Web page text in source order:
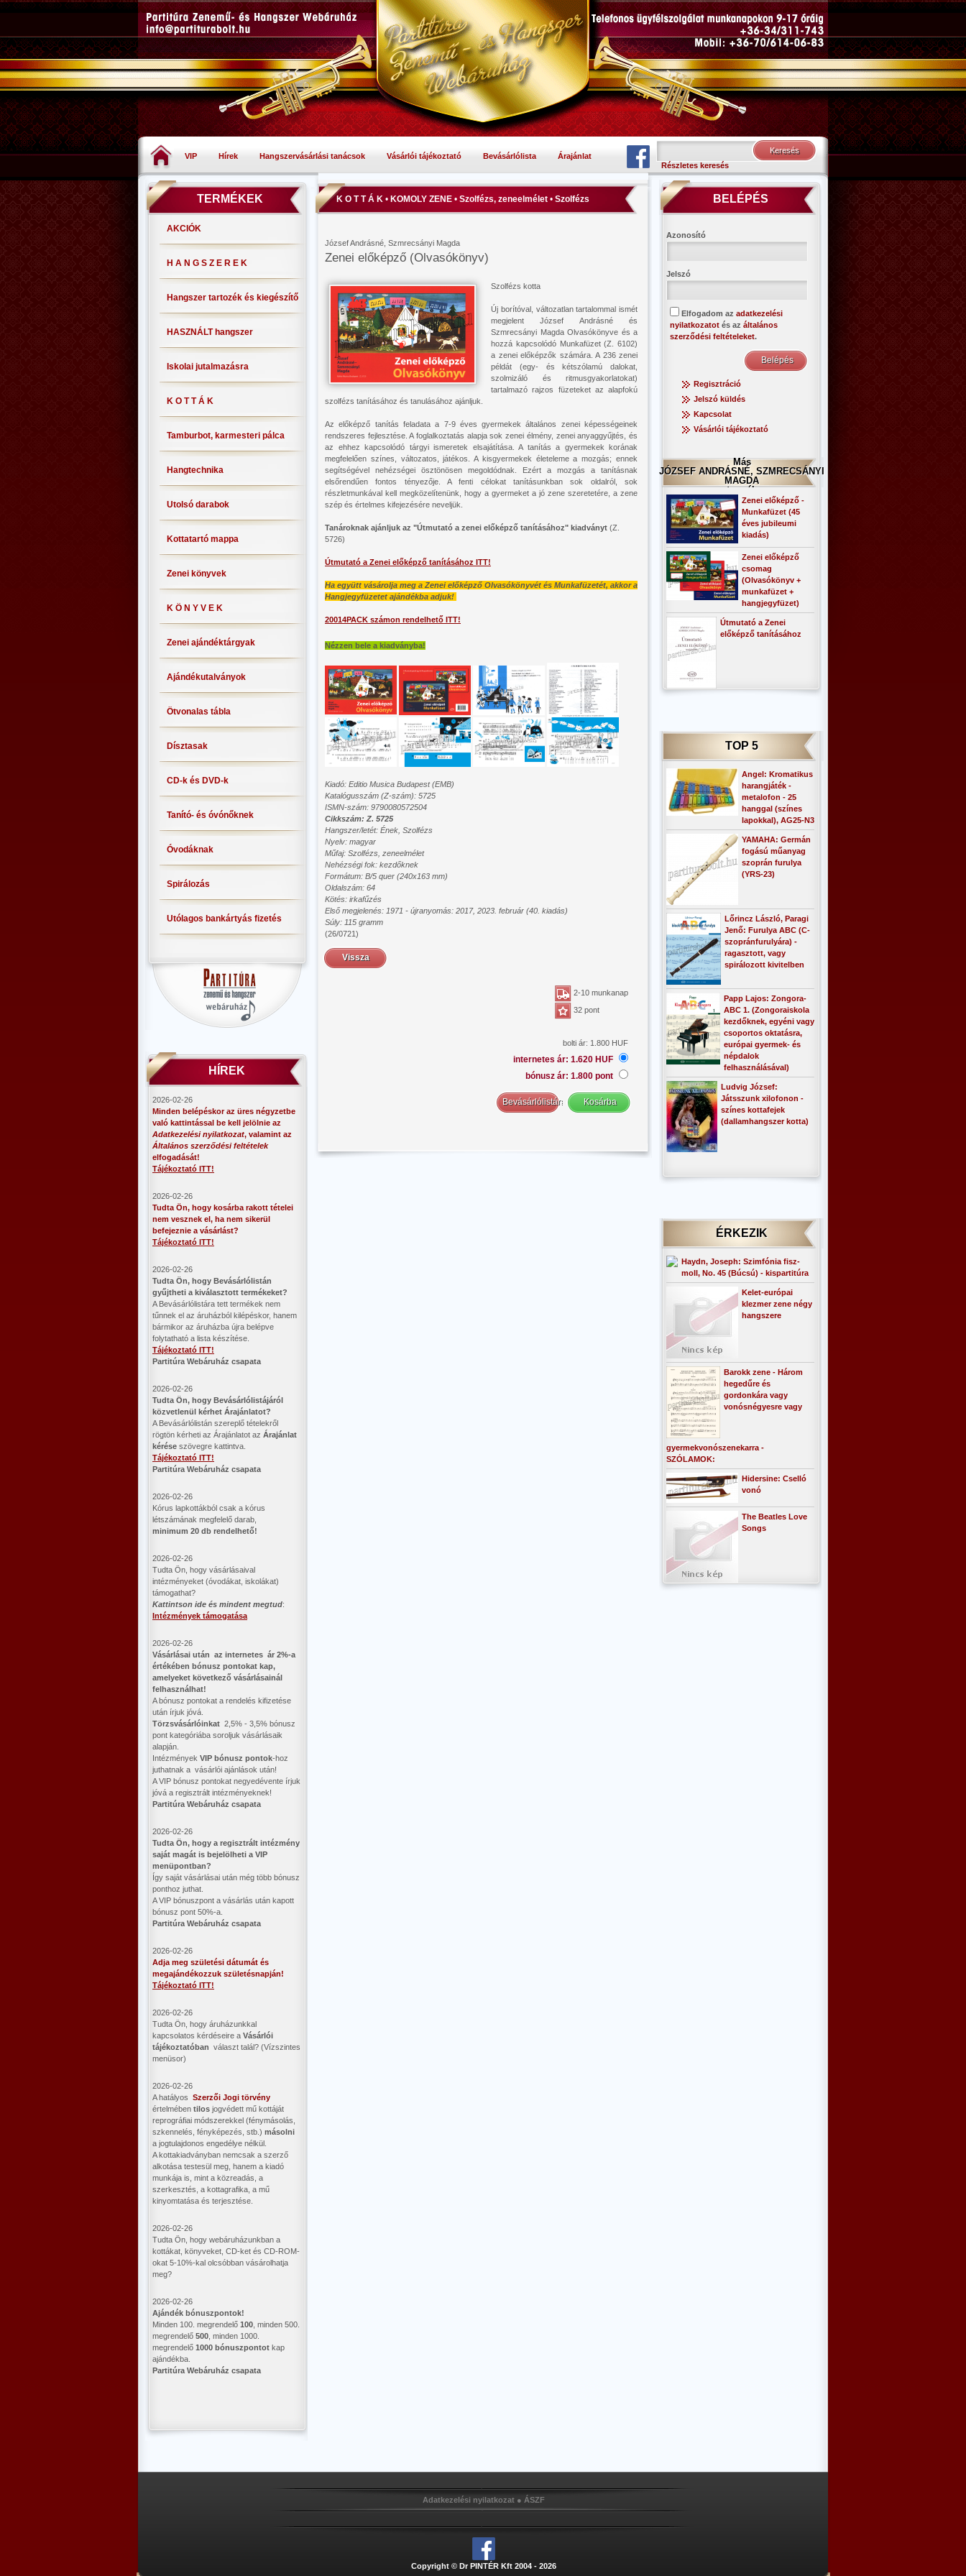
VIP Hírek Hangszervásárlási tanácsok Vásárlói tájékoztató Bevásárlólista
Árajánlat
Részletes keresés
TERMÉKEK
AKCIÓK
H A N G S Z E R E K
Hangszer tartozék és kiegészítő
HASZNÁLT hangszer
Iskolai jutalmazásra
K O T T Á K
Tamburbot, karmesteri pálca
Hangtechnika
Utolsó darabok
Kottatartó mappa
Zenei könyvek
K Ö N Y V E K
Zenei ajándéktárgyak
Ajándékutalványok
Ötvonalas tábla
Dísztasak
CD-k és DVD-k
Tanító- és óvónőknek
Óvodáknak
Spirálozás
Utólagos bankártyás fizetés
HÍREK
2026-02-26
Minden belépéskor az üres négyzetbe
való kattintással be kell jelölnie az
Adatkezelési nyilatkozat, valamint az
Általános szerződési feltételek
elfogadását!
Tájékoztató ITT!
2026-02-26
Tudta Ön, hogy kosárba rakott tételei
nem vesznek el, ha nem sikerül
befejeznie a vásárlást?
Tájékoztató ITT!
2026-02-26
​Tudta Ön, hogy Bevásárlólistán
gyűjtheti a kiválasztott termékeket?
A Bevásárlólistára tett termékek nem
tűnnek el az áruházból kilépéskor, hanem
bármikor az áruházba újra belépve
folytatható a lista készítése.
Tájékoztató ITT!
Partitúra Webáruház csapata
2026-02-26
​Tudta Ön, hogy Bevásárlólistájáról
közvetlenül kérhet Árajánlatot?
A Bevásárlólistán szereplő tételekről
rögtön kérheti az Árajánlatot az Árajánlat
kérése szövegre kattintva.
Tájékoztató ITT!
Partitúra Webáruház csapata
2026-02-26
Kórus lapkottákból csak a kórus
létszámának megfelelő darab,
minimum 20 db rendelhető!
2026-02-26
Tudta Ön, hogy vásárlásaival
intézményeket (óvodákat, iskolákat)
támogathat?
Kattintson ide és mindent megtud:
Intézmények támogatása
2026-02-26
Vásárlásai után az internetes ár 2%-a
értékében bónusz pontokat kap,
amelyeket következő vásárlásainál
felhasználhat!
A bónusz pontokat a rendelés kifizetése
után írjuk jóvá.
Törzsvásárlóinkat 2,5% - 3,5% bónusz
pont kategóriába soroljuk vásárlásaik
alapján.
Intézmények VIP bónusz pontok-hoz
juthatnak a vásárlói ajánlások után!
A VIP bónusz pontokat negyedévente írjuk
jóvá a regisztrált intézményeknek!
Partitúra Webáruház csapata
2026-02-26
​Tudta Ön, hogy a regisztrált intézmény
saját magát is bejelölheti a VIP
menüpontban?
Így saját vásárlásai után még több bónusz
ponthoz juthat.
A VIP bónuszpont a vásárlás után kapott
bónusz pont 50%-a.
Partitúra Webáruház csapata
2026-02-26
Adja meg születési dátumát és
megajándékozzuk születésnapján!
Tájékoztató ITT!
2026-02-26
Tudta Ön, hogy áruházunkkal
kapcsolatos kérdéseire a Vásárlói
tájékoztatóban választ talál? (Vízszintes
menüsor)
2026-02-26
A hatályos Szerzői Jogi törvény
értelmében tilos jogvédett mű kottáját
reprográfiai módszerekkel (fénymásolás,
szkennelés, fényképezés, stb.) másolni
a jogtulajdonos engedélye nélkül.
A kottakiadványban nemcsak a szerző
alkotása testesül meg, hanem a kiadó
munkája is, mint a közreadás, a
szerkesztés, a kottagrafika, a mű
kinyomtatása és terjesztése.
2026-02-26
Tudta Ön, hogy webáruházunkban a
kottákat, könyveket, CD-ket és CD-ROM-
okat 5-10%-kal olcsóbban vásárolhatja
meg?
2026-02-26
Ajándék bónuszpontok!
Minden 100. megrendelő 100 , minden 500.
megrendelő 500 , minden 1000.
megrendelő 1000 bónuszpontot kap
ajándékba.
Partitúra Webáruház csapata
K O T T Á K • KOMOLY ZENE • Szolfézs, zeneelmélet • Szolfézs
József Andrásné, Szmrecsányi Magda
Zenei előképző (Olvasókönyv)
Szolfézs kotta
Új borítóval, változatlan tartalommal ismét
megjelent József Andrásné és
Szmrecsányi Magda Olvasókönyve és a
hozzá kapcsolódó Munkafüzet (Z. 6102)
a zenei előképzők számára. A 236 zenei
példát (egy- és kétszólamú dalokat,
szolmizáló és ritmusgyakorlatokat)
tartalmazó rajzos füzeteket az alapfokú
szolfézs tanításához és tanulásához ajánljuk.
Az előképző tanítás feladata a 7-9 éves gyermekek általános zenei képességeinek
rendszeres fejlesztése. A foglalkoztatás alapja sok zenei élmény, zenei anyaggyűjtés, és
az ehhez kapcsolódó tárgyi ismeretek elsajátítása. A tanítás a gyermekek korának
megfelelően színes, változatos, játékos. A kisgyermekek életeleme a mozgás; ennek
segítségével nehézségei ösztönösen megoldódnak. Ezért a mozgás a tanításnak
elsőrendűen fontos tényezője. A fenti célokat tanításunkban sok oldalról, sok
részletmunkával kell megközelítenünk, hogy a gyermeket a jó zene szeretetére, a zene
szép és értelmes kifejezésére neveljük.
Tanároknak ajánljuk az "Útmutató a zenei előképző tanításához" kiadványt (Z.
5726)
Útmutató a Zenei előképző tanításához ITT!
Ha együtt vásárolja meg a Zenei előképző Olvasókönyvét és Munkafüzetét, akkor a
Hangjegyfüzetet ajándékba adjuk!
20014PACK számon rendelhető ITT!
Nézzen bele a kiadványba!
Kiadó: Editio Musica Budapest (EMB)
Katalógusszám (Z-szám): 5725
ISMN-szám: 9790080572504
Cikkszám: Z. 5725
Hangszer/letét: Ének, Szolfézs
Nyelv: magyar
Műfaj: Szolfézs, zeneelmélet
Nehézségi fok: kezdőknek
Formátum: B/5 quer (240x163 mm)
Oldalszám: 64
Kötés: irkafűzés
Első megjelenés: 1971 - újranyomás: 2017, 2023. február (40. kiadás)
Súly: 115 gramm
(26/0721)
Vissza
2-10 munkanap
32 pont
bolti ár: 1.800 HUF
internetes ár: 1.620 HUF
bónusz ár: 1.800 pont
BELÉPÉS
Azonosító
Jelszó
Elfogadom az adatkezelési
nyilatkozatot és az általános
szerződési feltételeket.
Regisztráció
Jelszó küldés
Kapcsolat
Vásárlói tájékoztató
Más
JÓZSEF ANDRÁSNÉ, SZMRECSÁNYI
MAGDA
termék
Zenei előképző -
Munkafüzet (45
éves jubileumi
kiadás)
Zenei előképző
csomag
(Olvasókönyv +
munkafüzet +
hangjegyfüzet)
Útmutató a Zenei
előképző tanításához
TOP 5
Angel: Kromatikus
harangjáték -
metalofon - 25
hanggal (színes
lapokkal), AG25-N3
YAMAHA: Germán
fogású műanyag
szoprán furulya
(YRS-23)
Lőrincz László, Paragi
Jenő: Furulya ABC (C-
szopránfurulyára) -
ragasztott, vagy
spirálozott kivitelben
Papp Lajos: Zongora-
ABC 1. (Zongoraiskola
kezdőknek, egyéni vagy
csoportos oktatásra,
európai gyermek- és
népdalok
felhasználásával)
Ludvig József:
Játsszunk xilofonon -
színes kottafejek
(dallamhangszer kotta)
ÉRKEZIK
Haydn, Joseph: Szimfónia fisz-
moll, No. 45 (Búcsú) - kispartitúra
Kelet-európai
klezmer zene négy
hangszere
Barokk zene - Három
hegedűre és
gordonkára vagy
vonósnégyesre vagy
gyermekvonószenekarra -
SZÓLAMOK:
Hidersine: Cselló
vonó
The Beatles Love
Songs
Adatkezelési nyilatkozat● ÁSZF
Copyright © Dr PINTÉR Kft 2004 - 2026